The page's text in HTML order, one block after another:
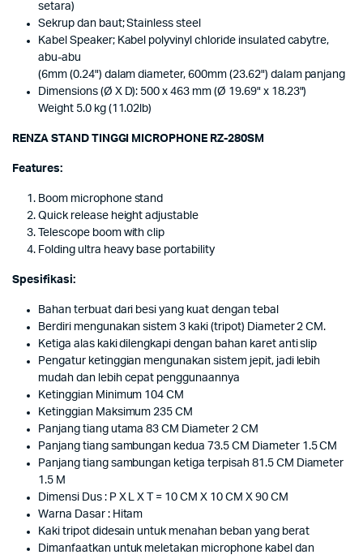
setara)
Sekrup dan baut; Stainless steel
Kabel Speaker; Kabel polyvinyl chloride insulated cabytre,
abu-abu
(6mm (0.24") dalam diameter, 600mm (23.62") dalam panjang
Dimensions (Ø X D): 500 x 463 mm (Ø 19.69" x 18.23")
Weight 5.0 kg (11.02lb)
RENZA STAND TINGGI MICROPHONE RZ-280SM
Features:
Boom microphone stand
Quick release height adjustable
Telescope boom with clip
Folding ultra heavy base portability
Spesifikasi:
Bahan terbuat dari besi yang kuat dengan tebal
Berdiri mengunakan sistem 3 kaki (tripot) Diameter 2 CM.
Ketiga alas kaki dilengkapi dengan bahan karet anti slip
Pengatur ketinggian mengunakan sistem jepit, jadi lebih
mudah dan lebih cepat penggunaannya
Ketinggian Minimum 104 CM
Ketinggian Maksimum 235 CM
Panjang tiang utama 83 CM Diameter 2 CM
Panjang tiang sambungan kedua 73.5 CM Diameter 1.5 CM
Panjang tiang sambungan ketiga terpisah 81.5 CM Diameter
1.5 M
Dimensi Dus : P X L X T = 10 CM X 10 CM X 90 CM
Warna Dasar : Hitam
Kaki tripot didesain untuk menahan beban yang berat
Dimanfaatkan untuk meletakan microphone kabel dan